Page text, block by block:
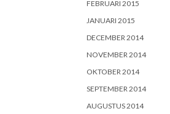
FEBRUARI 2015
JANUARI 2015
DECEMBER 2014
NOVEMBER 2014
OKTOBER 2014
SEPTEMBER 2014
AUGUSTUS 2014